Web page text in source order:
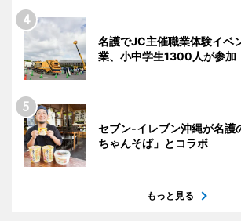
名護でJC主催職業体験イ
業、小中学生1300人が参加
セブン‐イレブン沖縄が名護
ちゃんそば」とコラボ
もっと見る